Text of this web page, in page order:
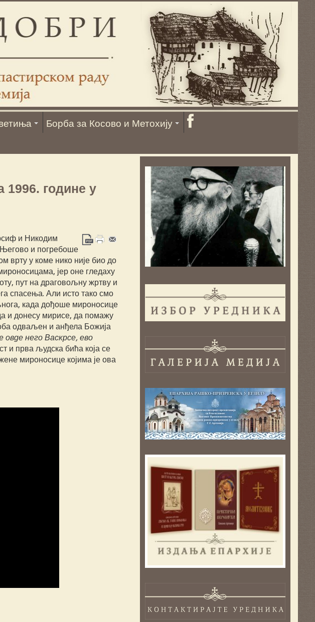
Борба за Косово и Метохију
године у
и Никодим
и погребоше
врту у коме нико није био до
јер оне гледаху
пут на драговољну жртву и
спасења. Али исто тако смо
када дођоше мироносице
и донесу мирисе, да помажу
одваљен и анђела Божија
овде него Васкрсе, ево
и прва људска бића која се
мироносице којима је ова